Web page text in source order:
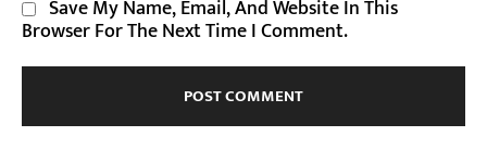
Save My Name, Email, And Website In This
Browser For The Next Time I Comment.